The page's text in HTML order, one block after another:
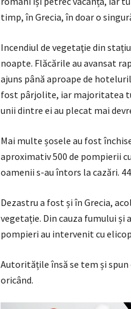
timp, în Grecia, în doar o
Incendiul de vegetaţie din
noapte. Flăcările au avansat
ajuns până aproape de
fost pârjolite, iar majoritatea
unii dintre ei au plecat mai
Mai multe șosele au fost
aproximativ 500 de pompierii
oamenii s-au întors la cazări.
Dezastru a fost și în Grecia,
vegetație. Din cauza fumului
pompieri au intervenit cu
Autoritățile însă se tem și
oricând.